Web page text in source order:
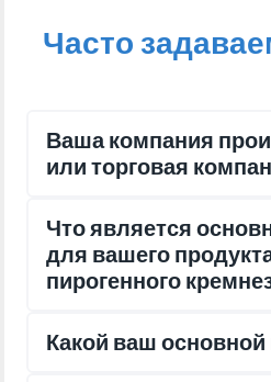
Часто
Ваша компания
или торговая
Что является
для вашего
пирогенного
Какой ваш основной